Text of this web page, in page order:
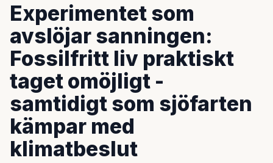
Experimentet som
avslöjar sanningen:
Fossilfritt liv praktiskt
taget omöjligt -
samtidigt som sjöfarten
kämpar med
klimatbeslut